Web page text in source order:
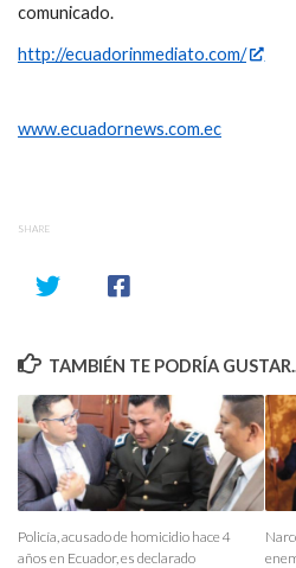
comunicado.
http://ecuadorinmediato.com/
www.ecuadornews.com.ec
SHARE
TAMBIÉN TE PODRÍA
Policía, acusado de homicidio hace 4
años en Ecuador, es declarado